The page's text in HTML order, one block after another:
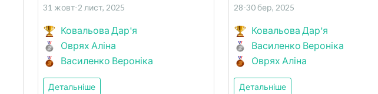
31 жовт-2 лист, 2025
Ковальова Дар'я
Оврях Аліна
Василенко Вероніка
Детальніше
28-30 бер, 2025
Ковальова Дар'я
Василенко Вероніка
Оврях Аліна
Детальніше